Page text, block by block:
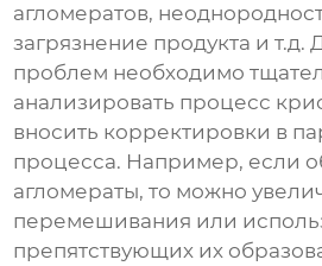
агломератов,
загрязнение продукта и
проблем необходимо
анализировать процесс
вносить корректировки в
процесса. Например, если
агломераты, то можно
перемешивания или
препятствующих их